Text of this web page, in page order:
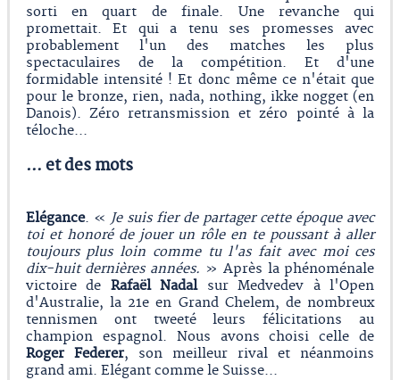
sorti en quart de finale. Une revanche qui
promettait. Et qui a tenu ses promesses avec
probablement l'un des matches les plus
spectaculaires de la compétition. Et d'une
formidable intensité ! Et donc même ce n'était que
pour le bronze, rien, nada, nothing, ikke nogget (en
Danois). Zéro retransmission et zéro pointé à la
téloche...
… et des mots
Elégance. « Je suis fier de partager cette époque avec
toi et honoré de jouer un rôle en te poussant à aller
toujours plus loin comme tu l'as fait avec moi ces
dix-huit dernières années. » Après la phénoménale
victoire de Rafaël Nadalsur Medvedev à l'Open
d'Australie, la 21e en Grand Chelem, de nombreux
tennismen ont tweeté leurs félicitations au
champion espagnol. Nous avons choisi celle de
Roger Federer, son meilleur rival et néanmoins
grand ami. Elégant comme le Suisse...